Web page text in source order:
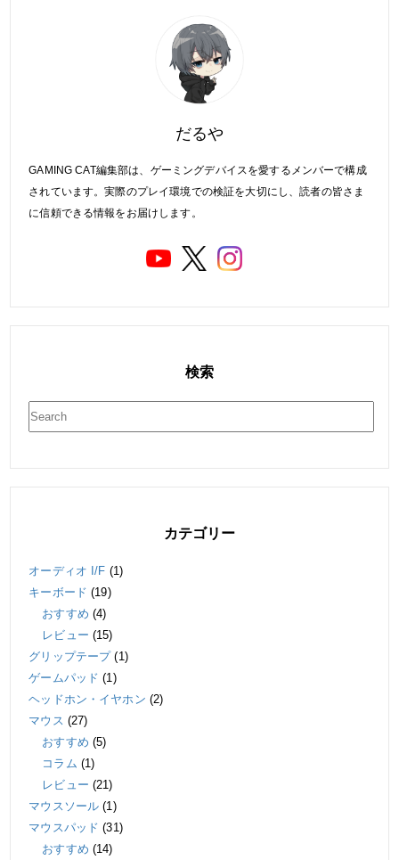
だるや
GAMING CAT編集部は、ゲーミングデバイスを愛するメンバーで構成
されています。実際のプレイ環境での検証を大切にし、読者の皆さま
に信頼できる情報をお届けします。
検索
カテゴリー
オーディオ I/F (1)
キーボード (19)
おすすめ (4)
レビュー (15)
グリップテープ(1)
ゲームパッド (1)
ヘッドホン・イヤホン (2)
マウス (27)
おすすめ (5)
コラム (1)
レビュー (21)
マウスソール (1)
マウスパッド (31)
おすすめ (14)